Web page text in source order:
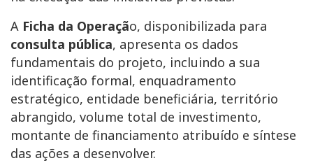
A Ficha da Operação, disponibilizada para
consulta pública, apresenta os dados
fundamentais do projeto, incluindo a sua
identificação formal, enquadramento
estratégico, entidade beneficiária, território
abrangido, volume total de investimento,
montante de financiamento atribuído e síntese
das ações a desenvolver.